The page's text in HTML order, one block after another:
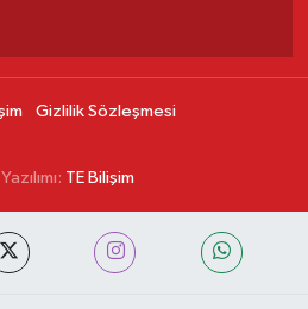
Gizlilik Sözleşmesi
TE Bilişim